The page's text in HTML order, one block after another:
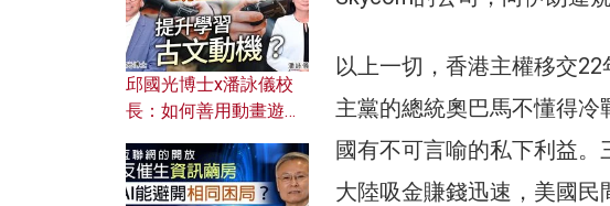
以上一切，香港主權移交
主黨的總統奧巴馬不懂得
國有不可言喻的私下利益
大陸吸金賺錢迅速，美國
邱國光博士x潘詠儀校
長：如何善用動畫遊戲